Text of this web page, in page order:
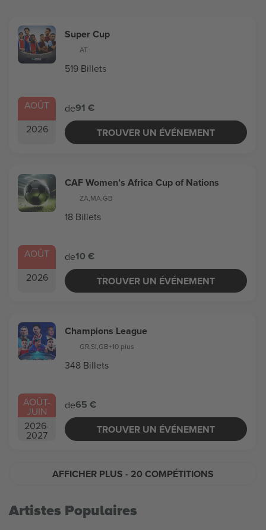
AOÛT
2026
Super Cup
AT
519 Billets
de91 €
TROUVER UN ÉVÉNEMENT
AOÛT
2026
CAF Women’s Africa Cup of Nations
ZA,MA,GB
18 Billets
de10 €
TROUVER UN ÉVÉNEMENT
AOÛT-
JUIN
2026-
2027
Champions League
GR,SI,GB+10 plus
348 Billets
de65 €
TROUVER UN ÉVÉNEMENT
AFFICHER PLUS - 20 COMPÉTITIONS
Artistes Populaires